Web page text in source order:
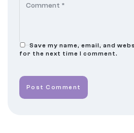
Save my name, email, and
for the next time I comment.
Post Comment